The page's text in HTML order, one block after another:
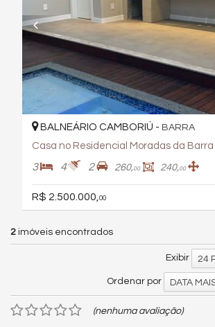
BALNEÁRIO CAMBORIÚ - BARRA
Casa no Residencial Moradas da Barra
3 4 2 260,00 240,00
R$ 2.500.000,00
2 imóveis encontrados
Exibir 24
Ordenar por DATA
(nenhuma avaliação)